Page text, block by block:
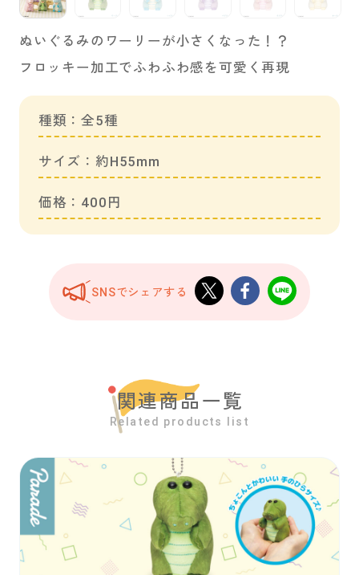
ぬいぐるみのワーリーが小さくなった！？
フロッキー加工でふわふわ感を可愛く再現
種類：全5種
サイズ：約H55mm
価格：400円
SNSでシェアする
関連商品一覧
Related products list